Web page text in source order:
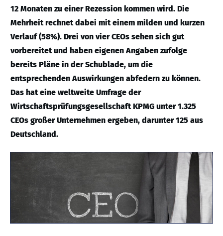
12 Monaten zu einer Rezession kommen wird. Die
Mehrheit rechnet dabei mit einem milden und kurzen
Verlauf (58%). Drei von vier CEOs sehen sich gut
vorbereitet und haben eigenen Angaben zufolge
bereits Pläne in der Schublade, um die
entsprechenden Auswirkungen abfedern zu können.
Das hat eine weltweite Umfrage der
Wirtschaftsprüfungsgesellschaft KPMG unter 1.325
CEOs großer Unternehmen ergeben, darunter 125 aus
Deutschland.